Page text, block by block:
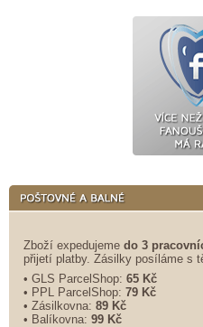
Zboží expedujeme do 3
přijetí platby. Zásilky posíláme s
• GLS ParcelShop: 65 Kč
• PPL ParcelShop: 79 Kč
• Zásilkovna: 89 Kč
• Balíkovna: 99 Kč